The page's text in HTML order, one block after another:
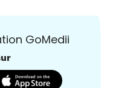
GoMedii